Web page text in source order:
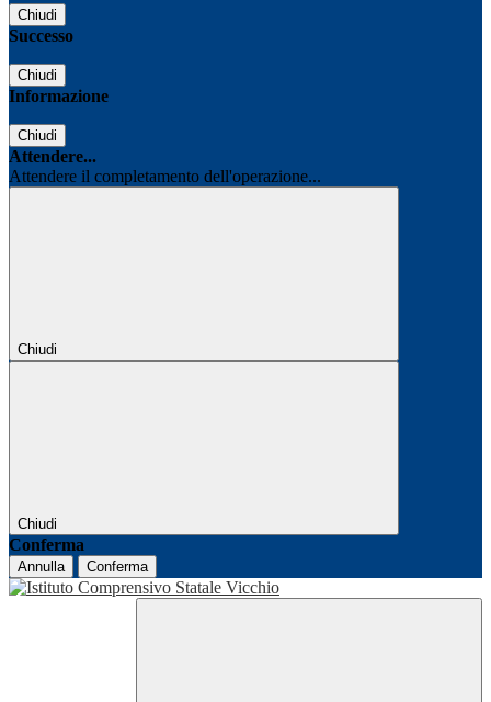
Chiudi
Successo
Chiudi
Informazione
Chiudi
Attendere...
Attendere il completamento dell'operazione...
Chiudi
Chiudi
Conferma
Annulla Conferma